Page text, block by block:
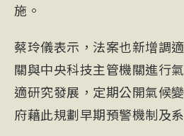
施。
蔡玲儀表示，法案也新增調
關與中央科技主管機關進行
適研究發展，定期公開氣候
府藉此規劃早期預警機制及